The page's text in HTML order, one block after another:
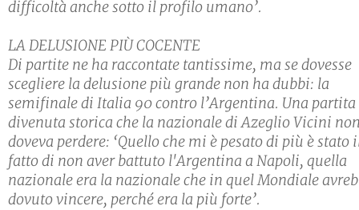
difficoltà anche sotto il profilo umano’.
LA DELUSIONE PIÙ COCENTE
Di partite ne ha raccontate tantissime, ma se dovesse
scegliere la delusione più grande non ha dubbi: la
semifinale di Italia 90 contro l’Argentina. Una partita
divenuta storica che la nazionale di Azeglio Vicini
doveva perdere: ‘Quello che mi è pesato di più è stato
fatto di non aver battuto l'Argentina a Napoli, quella
nazionale era la nazionale che in quel Mondiale
dovuto vincere, perché era la più forte’.